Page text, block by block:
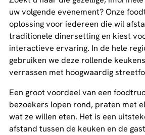
uw volgende evenement? Onze
oplossing voor iedereen die wil
traditionele dinersetting en kiest
interactieve ervaring. In de hele
gebruiken we deze rollende
verrassen met hoogwaardig
Een groot voordeel van een
bezoekers lopen rond, praten met
wat ze willen eten. Het is een
afstand tussen de keuken en de